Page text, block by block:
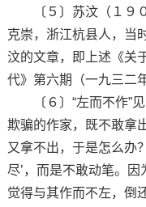
〔５〕苏汶（１９０
克崇，浙江杭县人，当
汶的文章，即上述《关
代》第六期（一九三二
〔６〕“左而不作”见
欺骗的作家，既不敢拿
又拿不出，于是怎么办
尽’，而是不敢动笔。
觉得与其作而不左，倒